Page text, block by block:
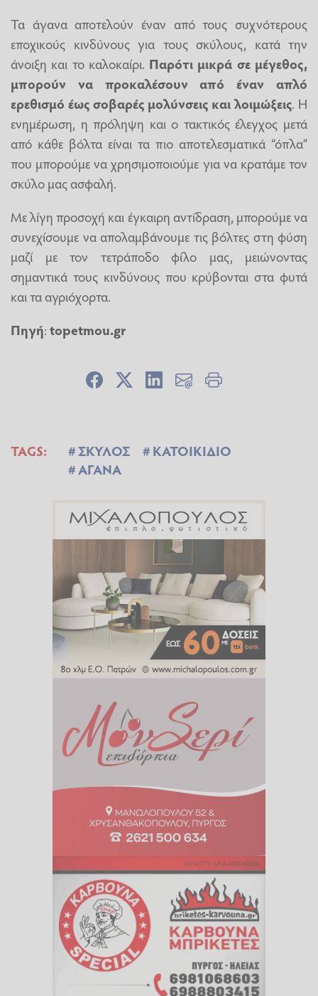
Τα άγανα αποτελούν έναν από τους συχνότερους
εποχικούς κινδύνους για τους σκύλους, κατά την
άνοιξη και το καλοκαίρι. Παρότι μικρά σε μέγεθος,
μπορούν να προκαλέσουν από έναν απλό
ερεθισμό έως σοβαρές μολύνσεις και λοιμώξεις. Η
ενημέρωση, η πρόληψη και ο τακτικός έλεγχος μετά
από κάθε βόλτα είναι τα πιο αποτελεσματικά “όπλα”
που μπορούμε να χρησιμοποιούμε για να κρατάμε τον
σκύλο μας ασφαλή.
Με λίγη προσοχή και έγκαιρη αντίδραση, μπορούμε να
συνεχίσουμε να απολαμβάνουμε τις βόλτες στη φύση
μαζί με τον τετράποδο φίλο μας, μειώνοντας
σημαντικά τους κινδύνους που κρύβονται στα φυτά
και τα αγριόχορτα.
Πηγή:topetmou.gr
TAGS: ΣΚΥΛΟΣ
ΚΑΤΟΙΚΙΔΙΟ
ΑΓΑΝΑ